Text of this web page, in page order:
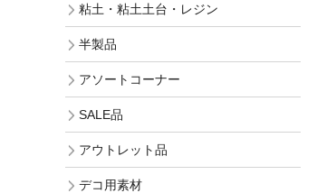
粘土・粘土土台・レジン
半製品
アソートコーナー
SALE品
アウトレット品
デコ用素材